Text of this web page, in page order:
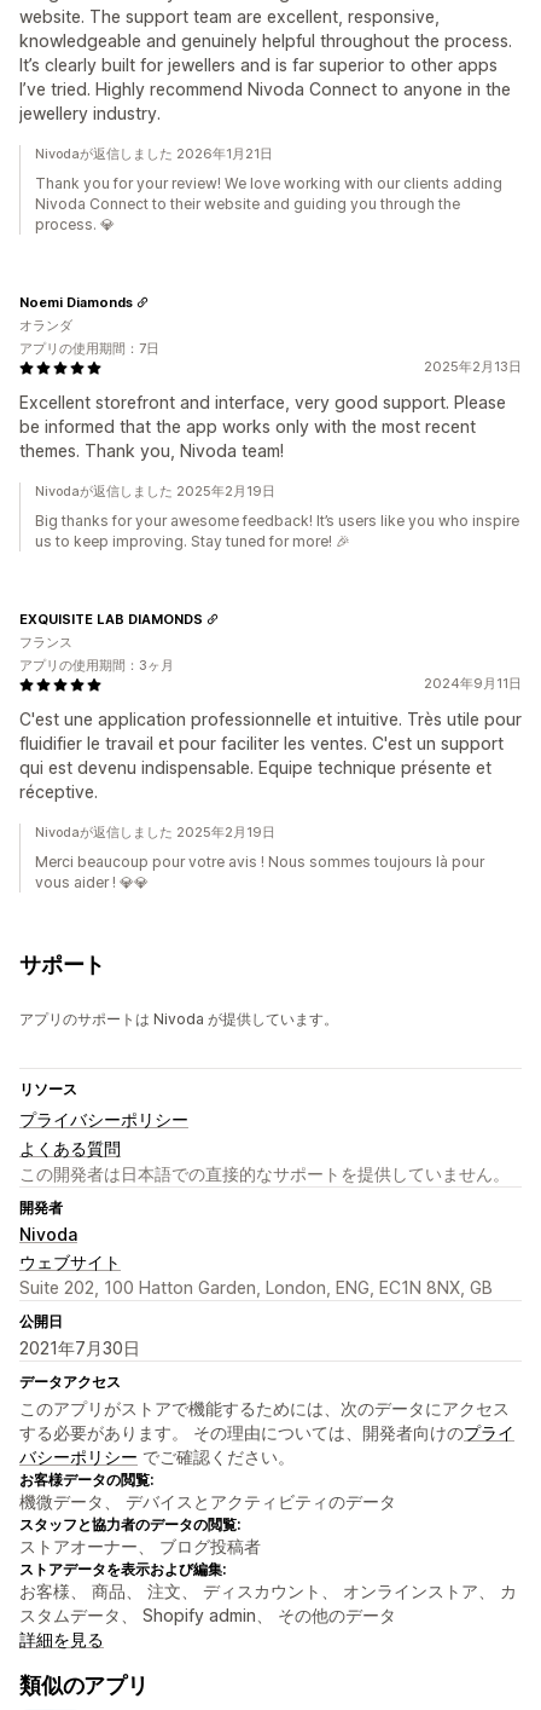
website. The support team are excellent, responsive,
knowledgeable and genuinely helpful throughout the process.
It’s clearly built for jewellers and is far superior to other apps
I’ve tried. Highly recommend Nivoda Connect to anyone in the
jewellery industry.
Nivodaが返信しました 2026年1月21日
Thank you for your review! We love working with our clients adding
Nivoda Connect to their website and guiding you through the
process. 💎
2025年2月13日
Excellent storefront and interface, very good support. Please
be informed that the app works only with the most recent
themes. Thank you, Nivoda team!
Noemi Diamonds
オランダ
アプリの使用期間：7日
Nivodaが返信しました 2025年2月19日
Big thanks for your awesome feedback! It’s users like you who inspire
us to keep improving. Stay tuned for more! 🎉
2024年9月11日
C'est une application professionnelle et intuitive. Très utile pour
fluidifier le travail et pour faciliter les ventes. C'est un support
qui est devenu indispensable. Equipe technique présente et
réceptive.
EXQUISITE LAB DIAMONDS
フランス
アプリの使用期間：3ヶ月
Nivodaが返信しました 2025年2月19日
Merci beaucoup pour votre avis ! Nous sommes toujours là pour
vous aider ! 💎💎
サポート
アプリのサポートは Nivoda が提供しています。
リソース
プライバシーポリシー
よくある質問
この開発者は日本語での直接的なサポートを提供していません。
開発者
Nivoda
ウェブサイト
Suite 202, 100 Hatton Garden, London, ENG, EC1N 8NX, GB
公開日
2021年7月30日
データアクセス
このアプリがストアで機能するためには、次のデータにアクセス
する必要があります。 その理由については、開発者向けのプライ
バシーポリシー でご確認ください。
お客様データの閲覧:
機微データ、 デバイスとアクティビティのデータ
スタッフと協力者のデータの閲覧:
ストアオーナー、 ブログ投稿者
ストアデータを表示および編集:
お客様、 商品、 注文、 ディスカウント、 オンラインストア、 カ
スタムデータ、 Shopify admin、 その他のデータ
詳細を見る
類似のアプリ